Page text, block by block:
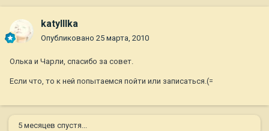
katylllka
Опубликовано 25 марта, 2010
Олька и Чарли, спасибо за совет.
Если что, то к ней попытаемся пойти или записаться.(=
5 месяцев спустя...